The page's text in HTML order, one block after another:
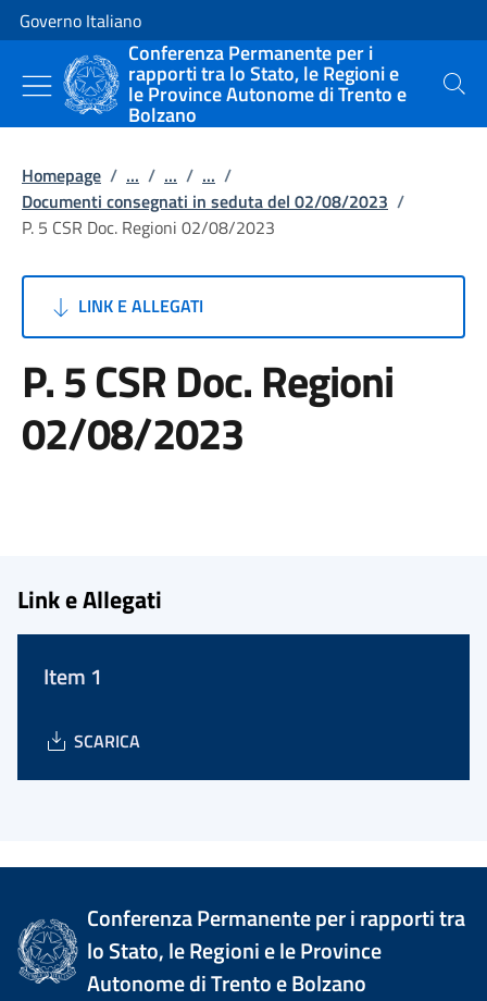
Vai al contenuto
Vai alla navigazione del sito
Governo Italiano
Conferenza Permanente per i
rapporti tra lo Stato, le Regioni e
le Province Autonome di Trento e
Bolzano
Cerca
Homepage / ... / ... / ... /
Documenti consegnati in seduta del 02/08/2023 /
P. 5 CSR Doc. Regioni 02/08/2023
LINK E ALLEGATI
P. 5 CSR Doc. Regioni
02/08/2023
Link e Allegati
Item 1
SCARICA
Conferenza Permanente per i rapporti tra
lo Stato, le Regioni e le Province
Autonome di Trento e Bolzano